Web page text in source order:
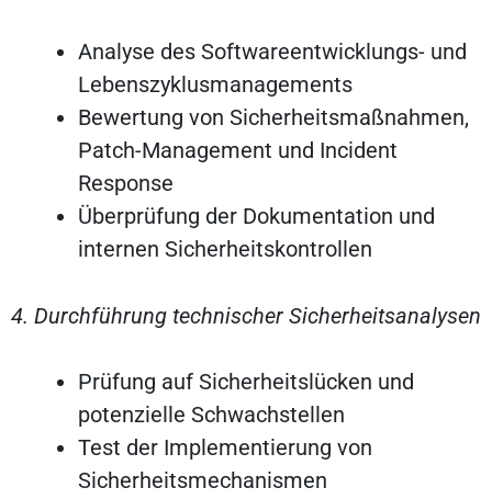
Analyse des Softwareentwicklungs- und
Lebenszyklusmanagements
Bewertung von Sicherheitsmaßnahmen,
Patch-Management und Incident
Response
Überprüfung der Dokumentation und
internen Sicherheitskontrollen
4. Durchführung technischer Sicherheitsanalysen
Prüfung auf Sicherheitslücken und
potenzielle Schwachstellen
Test der Implementierung von
Sicherheitsmechanismen